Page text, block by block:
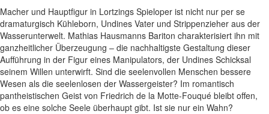
Macher und Hauptfigur in Lortzings Spieloper ist nicht nur per se
dramaturgisch Kühleborn, Undines Vater und Strippenzieher aus der
Wasserunterwelt. Mathias Hausmanns Bariton charakterisiert ihn mit
ganzheitlicher Überzeugung – die nachhaltigste Gestaltung dieser
Aufführung in der Figur eines Manipulators, der Undines Schicksal
seinem Willen unterwirft. Sind die seelenvollen Menschen bessere
Wesen als die seelenlosen der Wassergeister? Im romantisch
pantheistischen Geist von Friedrich de la Motte-Fouqué bleibt offen,
ob es eine solche Seele überhaupt gibt. Ist sie nur ein Wahn?